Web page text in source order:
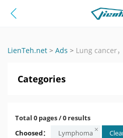
LienTeh.net > Ads > Lung cancer
Categories
Total 0 pages / 0 results
Choosed：
Lymphoma